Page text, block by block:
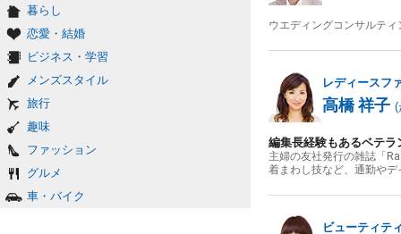
暮らし
恋愛・結婚
ビジネス・学習
メンズスタイル
旅行
趣味
ファッション
グルメ
車・バイク
ウエディングコンサルテ
レディースフ
高橋 祥子 (
編集長経験もあるベテ
主婦の友社発行の雑誌「
着まわし技など、通勤や
ビューティテ